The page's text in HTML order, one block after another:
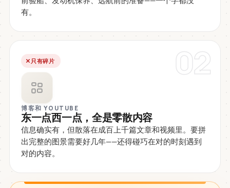
有。
02
只有碎片
博客和 YOUTUBE
东一点西一点，全是零散内容
信息确实有，但散落在成百上千篇文章和视频里。要拼
出完整的图景需要好几年——还得碰巧在对的时刻遇到
对的内容。